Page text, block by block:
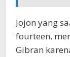
Jojon yang
fourteen,
Gibran